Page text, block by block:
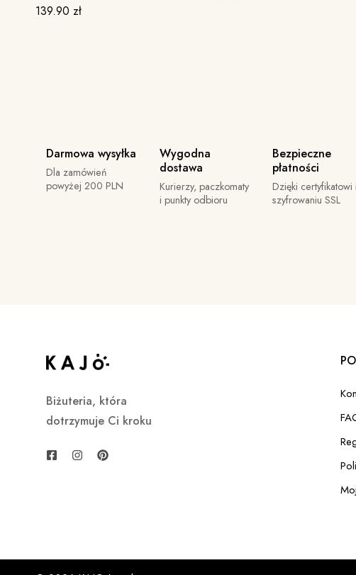
139.90 zł
Darmowa wysyłka
Dla zamówień
powyżej 200 PLN
Wygodna
dostawa
Kurierzy, paczkomaty
i punkty odbioru
Bezpieczne
płatności
Dzięki certyfikatowi i
szyfrowaniu SSL
Biżuteria, która
dotrzymuje Ci kroku